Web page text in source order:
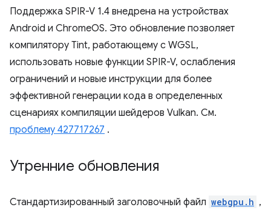
Поддержка SPIR-V 1.4 внедрена на устройствах
Android и ChromeOS. Это обновление позволяет
компилятору Tint, работающему с WGSL,
использовать новые функции SPIR-V, ослабления
ограничений и новые инструкции для более
эффективной генерации кода в определенных
сценариях компиляции шейдеров Vulkan. См.
проблему 427717267 .
Утренние обновления
Стандартизированный заголовочный файл webgpu.h ,